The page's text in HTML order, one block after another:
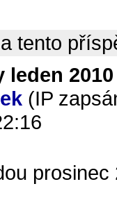
tento
(IP
prosinec